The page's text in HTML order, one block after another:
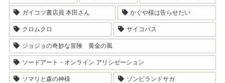
ガイコツ書店員 本田さん かぐや様は告らせたい
クロムクロ サイコパス
ジョジョの奇妙な冒険 黄金の風
ソードアート・オンライン アリシゼーション
ソマリと森の神様 ゾンビランドサガ